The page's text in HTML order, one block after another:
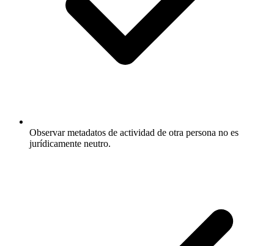
Observar metadatos de actividad de otra persona no es
jurídicamente neutro.